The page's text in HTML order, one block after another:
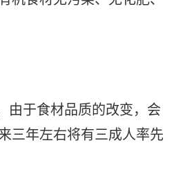
由于食材品质的改变，会
三年左右将有三成人率先